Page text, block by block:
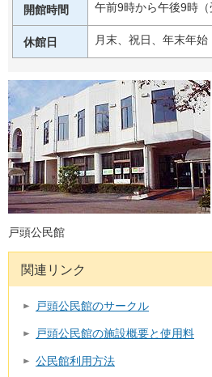
開館時間 午前9時から午後9時（
休館日 月末、祝日、年末年始
戸頭公民館
関連リンク
戸頭公民館のサークル
戸頭公民館の施設概要と使用料
公民館利用方法